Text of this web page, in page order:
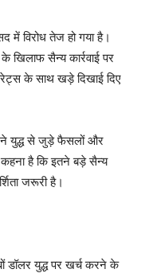
विरोध तेज हो गया है।
खिलाफ सैन्य कार्रवाई पर
के साथ खड़े दिखाई दिए
ने युद्ध से जुड़े फैसलों और
कहना है कि इतने बड़े सैन्य
जरूरी है।
डॉलर युद्ध पर खर्च करने के